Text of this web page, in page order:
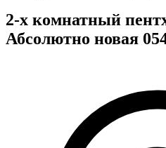
2-х комнатный
Абсолютно новая